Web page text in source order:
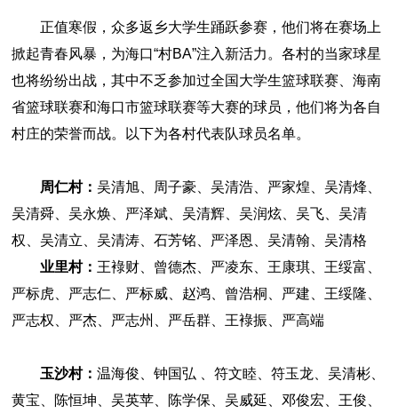
正值寒假，众多返乡大学生踊跃参赛，他们将在赛场上
掀起青春风暴，为海口“村BA”注入新活力。各村的当家球星
也将纷纷出战，其中不乏参加过全国大学生篮球联赛、海南
省篮球联赛和海口市篮球联赛等大赛的球员，他们将为各自
村庄的荣誉而战。以下为各村代表队球员名单。
周仁村：吴清旭、周子豪、吴清浩、严家煌、吴清烽、
吴清舜、吴永焕、严泽斌、吴清辉、吴润炫、吴飞、吴清
权、吴清立、吴清涛、石芳铭、严泽恩、吴清翰、吴清格
业里村： 王䘵财、曾德杰、严凌东、王康琪、王绥富、
严标虎、严志仁、严标威、赵鸿、曾浩桐、严建、王绥隆、
严志权、严杰、严志州、严岳群、王䘵振、严高端
玉沙村：温海俊、钟国弘 、符文睦、符玉龙、吴清彬、
黄宝、陈恒坤、吴英苹、陈学保、吴威延、邓俊宏、王俊、